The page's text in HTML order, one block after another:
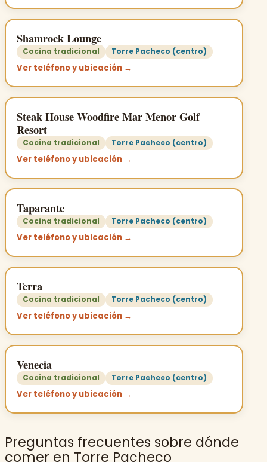
Shamrock Lounge
Cocina tradicional Torre Pacheco (centro)
Ver teléfono y ubicación →
Steak House Woodfire Mar Menor Golf
Resort
Cocina tradicional Torre Pacheco (centro)
Ver teléfono y ubicación →
Taparante
Cocina tradicional Torre Pacheco (centro)
Ver teléfono y ubicación →
Terra
Cocina tradicional Torre Pacheco (centro)
Ver teléfono y ubicación →
Venecia
Cocina tradicional Torre Pacheco (centro)
Ver teléfono y ubicación →
Preguntas frecuentes sobre dónde
comer en Torre Pacheco